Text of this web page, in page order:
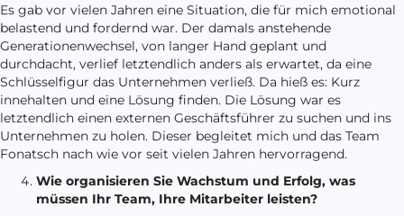
Es gab vor vielen Jahren eine Situation, die für mich emotional
belastend und fordernd war. Der damals anstehende
Generationenwechsel, von langer Hand geplant und
durchdacht, verlief letztendlich anders als erwartet, da eine
Schlüsselfigur das Unternehmen verließ. Da hieß es: Kurz
innehalten und eine Lösung finden. Die Lösung war es
letztendlich einen externen Geschäftsführer zu suchen und ins
Unternehmen zu holen. Dieser begleitet mich und das Team
Fonatsch nach wie vor seit vielen Jahren hervorragend.
Wie organisieren Sie Wachstum und Erfolg, was
müssen Ihr Team, Ihre Mitarbeiter leisten?